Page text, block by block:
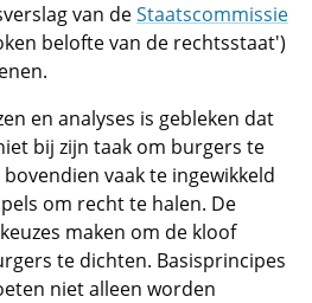
van deStaatscommissie
belofte van de rechtsstaat')
en analyses is gebleken dat
bij zijn taak om burgers te
vaak te ingewikkeld
om recht te halen. De
maken om de kloof
te dichten. Basisprincipes
niet alleen worden